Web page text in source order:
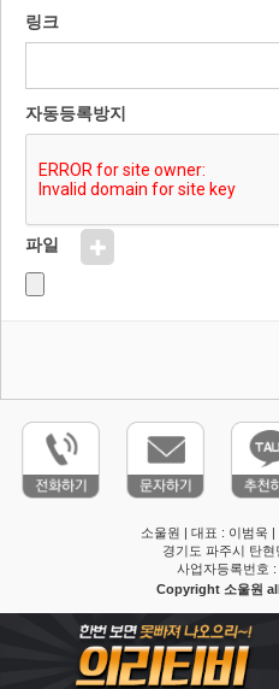
링크
자동등록방지
파일
소울원 | 대표 : 이범욱 |
경기도 파주시 탄
사업자등록번호
Copyright 소울원